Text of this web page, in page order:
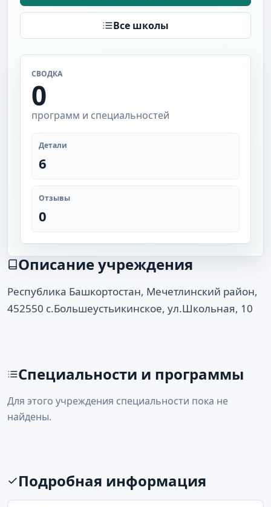
Все школы
СВОДКА
0
программ и специальностей
Детали
6
Отзывы
0
Описание учреждения
Республика Башкортостан, Мечетлинский район,
452550 с.Большеустьикинское, ул.Школьная, 10
Специальности и программы
Для этого учреждения специальности пока не
найдены.
Подробная информация